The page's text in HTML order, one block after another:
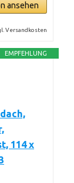
ansehen
Versandkosten
EMPFEHLUNG
114 x